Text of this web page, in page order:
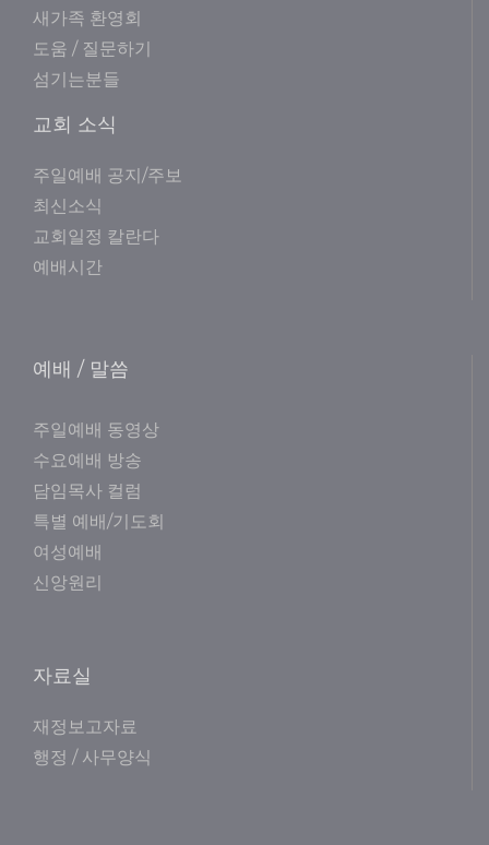
새가족 환영회
도움 / 질문하기
섬기는분들
교회 소식
주일예배 공지/주보
최신소식
교회일정 칼란다
예배시간
예배 / 말씀
주일예배 동영상
수요예배 방송
담임목사 컬럼
특별 예배/기도회
여성예배
신앙원리
자료실
재정보고자료
행정 / 사무양식